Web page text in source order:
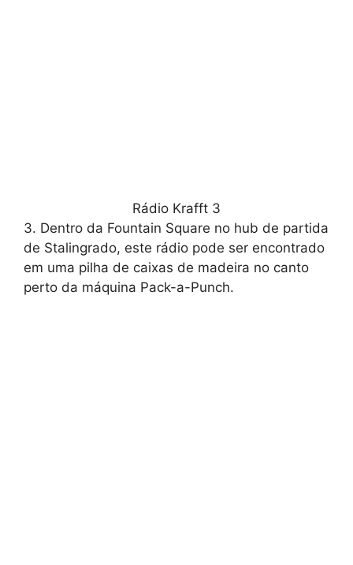
Rádio Krafft 3
3. Dentro da Fountain Square no hub de partida
de Stalingrado, este rádio pode ser encontrado
em uma pilha de caixas de madeira no canto
perto da máquina Pack-a-Punch.